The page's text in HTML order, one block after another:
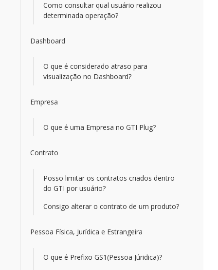
Como consultar qual usuário realizou
determinada operação?
Dashboard
O que é considerado atraso para
visualização no Dashboard?
Empresa
O que é uma Empresa no GTI Plug?
Contrato
Posso limitar os contratos criados dentro
do GTI por usuário?
Consigo alterar o contrato de um produto?
Pessoa Física, Jurídica e Estrangeira
O que é Prefixo GS1(Pessoa Júridica)?